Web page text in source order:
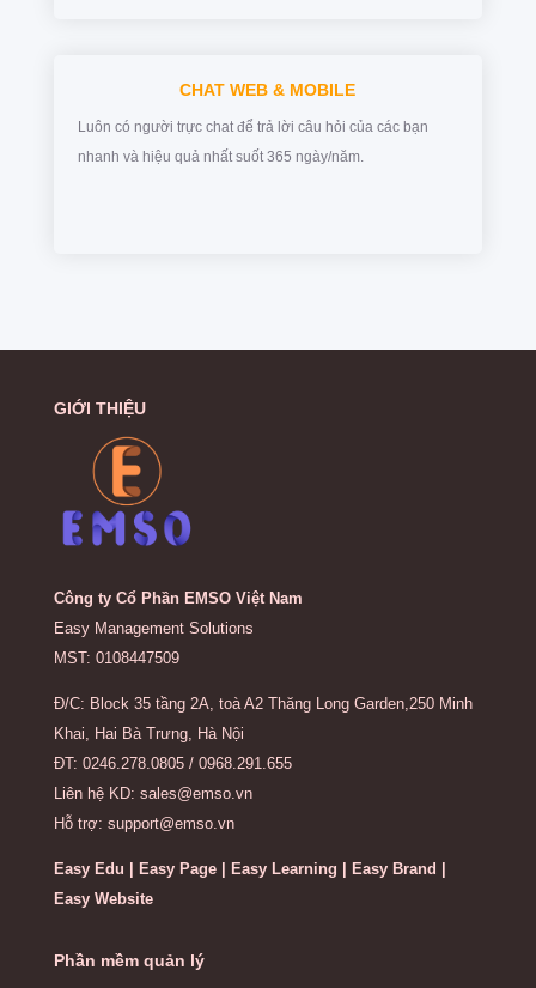
CHAT WEB & MOBILE
Luôn có người trực chat để trả lời câu hỏi của các bạn
nhanh và hiệu quả nhất suốt 365 ngày/năm.
GIỚI THIỆU
Công ty Cổ Phần EMSO Việt Nam
Easy Management Solutions
MST: 0108447509
Đ/C: Block 35 tầng 2A, toà A2 Thăng Long Garden,250 Minh
Khai, Hai Bà Trưng, Hà Nội
ĐT: 0246.278.0805 / 0968.291.655
Liên hệ KD: sales@emso.vn
Hỗ trợ: support@emso.vn
Easy Edu | Easy Page | Easy Learning | Easy Brand |
Easy Website
Phần mềm quản lý